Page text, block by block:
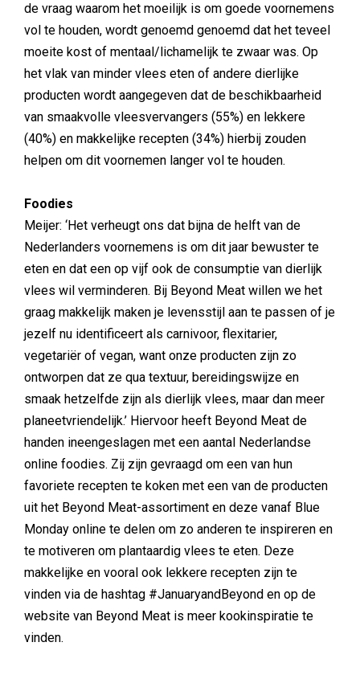
de vraag waarom het moeilijk is om goede voornemens
vol te houden, wordt genoemd genoemd dat het teveel
moeite kost of mentaal/lichamelijk te zwaar was. Op
het vlak van minder vlees eten of andere dierlijke
producten wordt aangegeven dat de beschikbaarheid
van smaakvolle vleesvervangers (55%) en lekkere
(40%) en makkelijke recepten (34%) hierbij zouden
helpen om dit voornemen langer vol te houden.
Foodies
Meijer: ‘Het verheugt ons dat bijna de helft van de
Nederlanders voornemens is om dit jaar bewuster te
eten en dat een op vijf ook de consumptie van dierlijk
vlees wil verminderen. Bij Beyond Meat willen we het
graag makkelijk maken je levensstijl aan te passen of je
jezelf nu identificeert als carnivoor, flexitarier,
vegetariër of vegan, want onze producten zijn zo
ontworpen dat ze qua textuur, bereidingswijze en
smaak hetzelfde zijn als dierlijk vlees, maar dan meer
planeetvriendelijk.’ Hiervoor heeft Beyond Meat de
handen ineengeslagen met een aantal Nederlandse
online foodies. Zij zijn gevraagd om een van hun
favoriete recepten te koken met een van de producten
uit het Beyond Meat-assortiment en deze vanaf Blue
Monday online te delen om zo anderen te inspireren en
te motiveren om plantaardig vlees te eten. Deze
makkelijke en vooral ook lekkere recepten zijn te
vinden via de hashtag #JanuaryandBeyond en op de
website van Beyond Meat is meer kookinspiratie te
vinden.